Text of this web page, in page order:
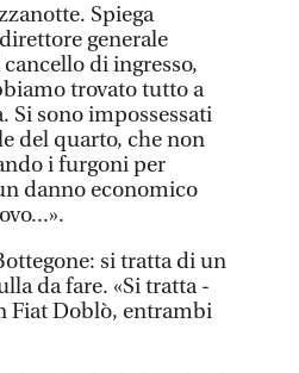
Spiega
generale
di ingresso,
trovato tutto a
Si sono impossessati
del quarto, che non
i furgoni per
danno economico
si tratta di un
da fare. «Si tratta -
Fiat Doblò, entrambi